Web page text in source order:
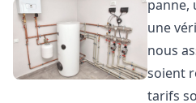
panne,
une
nous
soient
tarifs